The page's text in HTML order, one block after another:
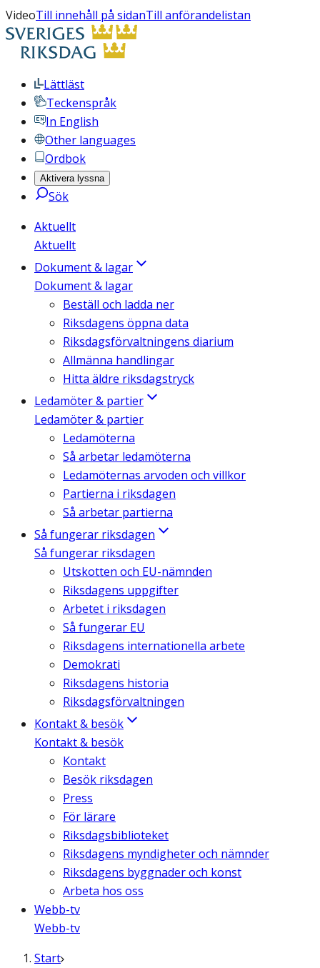
VideoTill innehåll på sidanTill anförandelistan
Lättläst
Teckenspråk
In English
Other languages
Ordbok
Aktivera lyssna
Sök
Aktuellt
Aktuellt
Dokument & lagar
Dokument & lagar
Beställ och ladda ner
Riksdagens öppna data
Riksdagsförvaltningens diarium
Allmänna handlingar
Hitta äldre riksdagstryck
Ledamöter & partier
Ledamöter & partier
Ledamöterna
Så arbetar ledamöterna
Ledamöternas arvoden och villkor
Partierna i riksdagen
Så arbetar partierna
Så fungerar riksdagen
Så fungerar riksdagen
Utskotten och EU-nämnden
Riksdagens uppgifter
Arbetet i riksdagen
Så fungerar EU
Riksdagens internationella arbete
Demokrati
Riksdagens historia
Riksdagsförvaltningen
Kontakt & besök
Kontakt & besök
Kontakt
Besök riksdagen
Press
För lärare
Riksdagsbiblioteket
Riksdagens myndigheter och nämnder
Riksdagens byggnader och konst
Arbeta hos oss
Webb-tv
Webb-tv
Start